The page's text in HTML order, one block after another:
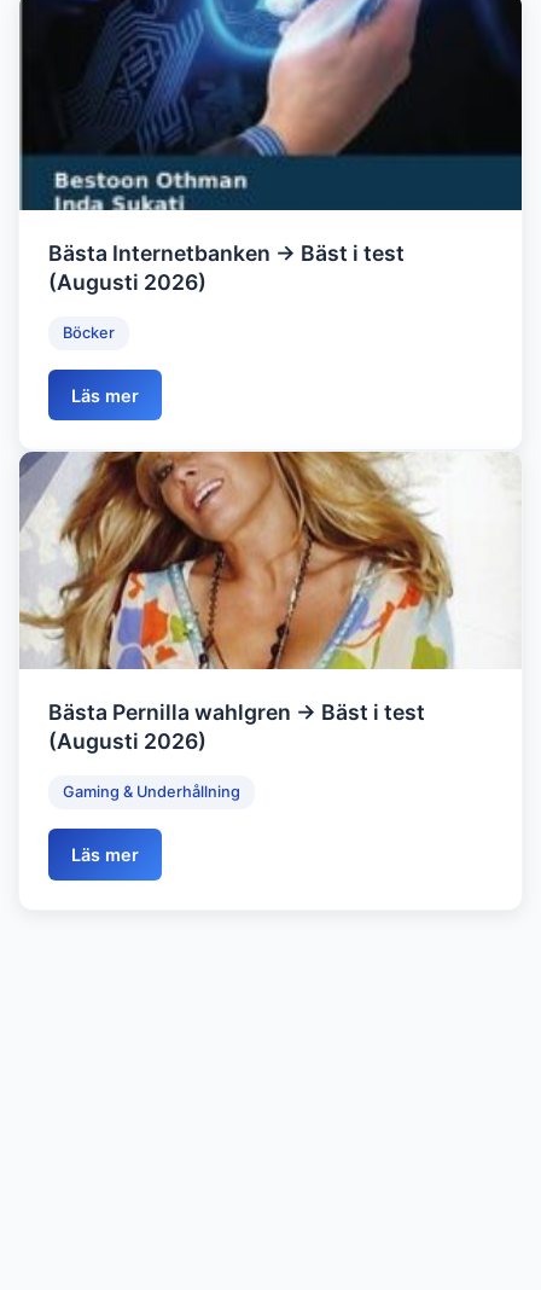
Bästa Internetbanken → Bäst i test
(Augusti 2026)
Böcker
Läs mer
Bästa Pernilla wahlgren → Bäst i test
(Augusti 2026)
Gaming & Underhållning
Läs mer